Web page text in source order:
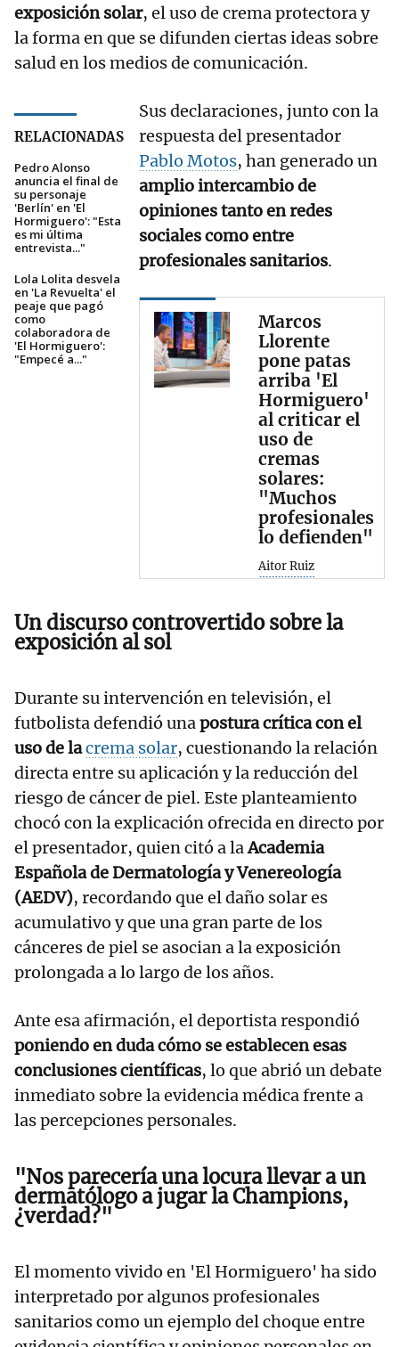
exposición solar, el uso de crema protectora y
la forma en que se difunden ciertas ideas sobre
salud en los medios de comunicación.
RELACIONADAS
Pedro Alonso
anuncia el final de
su personaje
'Berlín' en 'El
Hormiguero': "Esta
es mi última
entrevista..."
Lola Lolita desvela
en 'La Revuelta' el
peaje que pagó
como
colaboradora de
'El Hormiguero':
"Empecé a..."
Sus declaraciones, junto con la
respuesta del presentador
Pablo Motos, han generado un
amplio intercambio de
opiniones tanto en redes
sociales como entre
profesionales sanitarios.
Marcos
Llorente
pone patas
arriba 'El
Hormiguero'
al criticar el
uso de
cremas
solares:
"Muchos
profesionales
lo defienden"
Aitor Ruiz
Un discurso controvertido sobre la
exposición al sol
Durante su intervención en televisión, el
futbolista defendió unapostura crítica con el
uso de lacrema solar, cuestionando la relación
directa entre su aplicación y la reducción del
riesgo de cáncer de piel. Este planteamiento
chocó con la explicación ofrecida en directo por
el presentador, quien citó a laAcademia
Española de Dermatología y Venereología
(AEDV), recordando que el daño solar es
acumulativo y que una gran parte de los
cánceres de piel se asocian a la exposición
prolongada a lo largo de los años.
Ante esa afirmación, el deportista respondió
poniendo en duda cómo se establecen esas
conclusiones científicas, lo que abrió un debate
inmediato sobre la evidencia médica frente a
las percepciones personales.
"Nos parecería una locura llevar a un
dermatólogo a jugar la Champions,
¿verdad?"
El momento vivido en 'El Hormiguero' ha sido
interpretado por algunos profesionales
sanitarios como un ejemplo del choque entre